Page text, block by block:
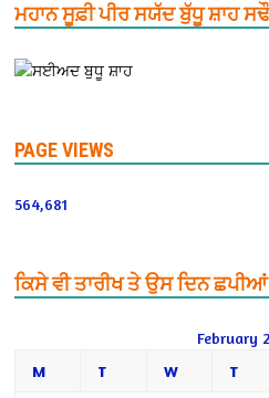
ਮਹਾਨ ਸੂਫ਼ੀ ਪੀਰ ਸਯੱਦ ਬੁੱਧੂ ਸ਼ਾਹ
PAGE VIEWS
564,681
ਕਿਸੇ ਵੀ ਤਾਰੀਖ ਤੇ ਉਸ ਦਿਨ
February
M
T W T